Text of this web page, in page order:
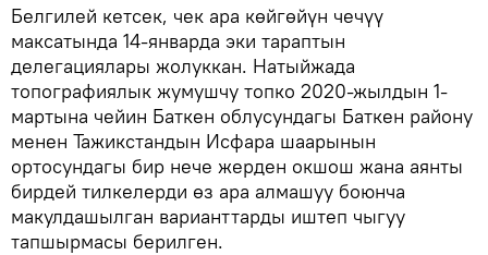
Белгилей кетсек, чек ара көйгөйүн чечүү
максатында 14-январда эки тараптын
делегациялары жолуккан. Натыйжада
топографиялык жумушчу топко 2020-жылдын 1-
мартына чейин Баткен облусундагы Баткен району
менен Тажикстандын Исфара шаарынын
ортосундагы бир нече жерден окшош жана аянты
бирдей тилкелерди өз ара алмашуу боюнча
макулдашылган варианттарды иштеп чыгуу
тапшырмасы берилген.